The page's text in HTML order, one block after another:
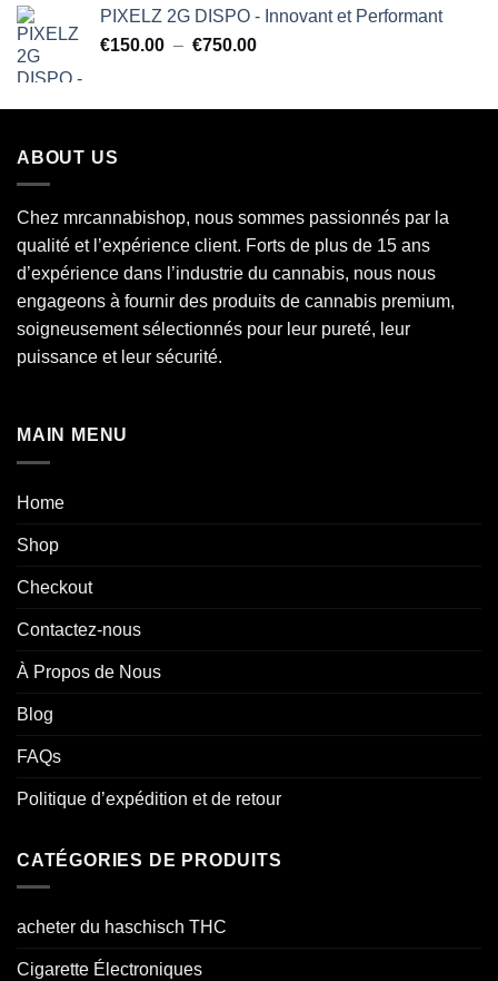
€200.00
à
PIXELZ 2G DISPO - Innovant et Performant
€150.00 – €750.00Plage
€150.00
ABOUT US
Chez mrcannabishop, nous sommes passionnés par la
qualité et l’expérience client. Forts de plus de 15 ans
d’expérience dans l’industrie du cannabis, nous nous
engageons à fournir des produits de cannabis premium,
soigneusement sélectionnés pour leur pureté, leur
puissance et leur sécurité.
MAIN MENU
Home
Shop
Checkout
Contactez-nous
À Propos de Nous
Blog
FAQs
Politique d’expédition et de retour
CATÉGORIES DE PRODUITS
acheter du haschisch THC
Cigarette Électroniques